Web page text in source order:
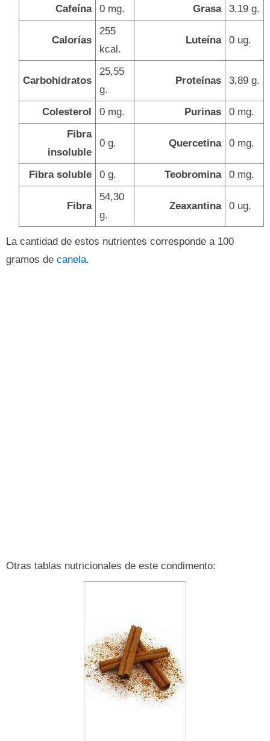
Cafeína
0 mg. Grasa 3,19 g.
Calorías
255
kcal.
Luteína 0 ug.
Carbohidratos
25,55
g.
Proteínas 3,89 g.
Colesterol 0 mg. Purinas
0 mg.
Fibra
insoluble
0 g. Quercetina 0 mg.
Fibra soluble 0 g. Teobromina 0 mg.
Fibra
54,30
g.
Zeaxantina 0 ug.
La cantidad de estos nutrientes corresponde a 100
gramos de canela.
Otras tablas nutricionales de este condimento: